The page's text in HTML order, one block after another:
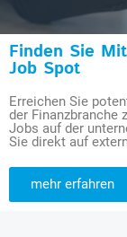
Finden Sie
Job Spot
Erreichen Sie
der Finanzbranche
Jobs auf der
Sie direkt auf
mehr erfahren